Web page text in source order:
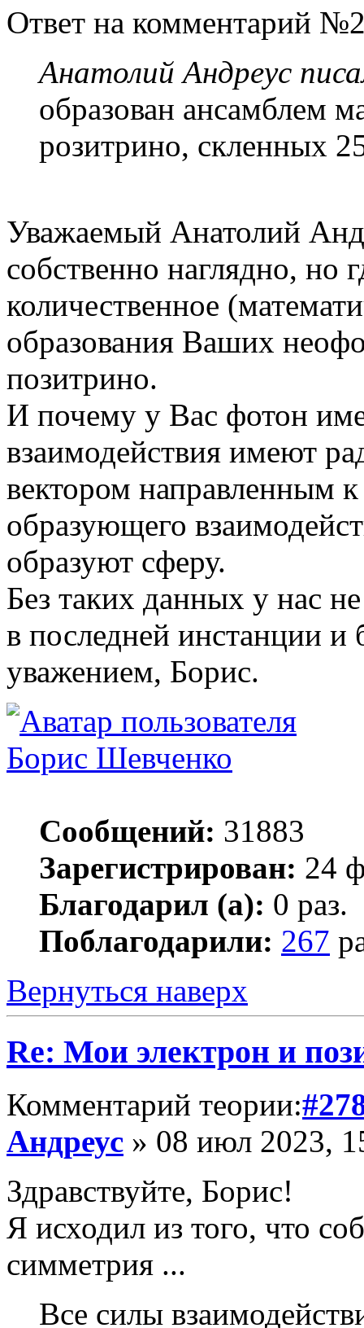
Ответ на комментарий
Анатолий Андреус
образован ансамблем
розитрино, скленных
Уважаемый Анатолий
собственно наглядно, но
количественное
образования Ваших
позитрино.
И почему у Вас фотон
взаимодействия имеют
вектором направленным
образующего
образуют сферу.
Без таких данных у нас
в последней инстанции и
уважением, Борис.
Борис Шевченко
Сообщений: 31883
Зарегистрирован: 24
Благодарил (а): 0 раз.
Поблагодарили: 267
Вернуться наверх
Re: Мои электрон и
Комментарий теории:
Андреус » 08 июл 2023,
Здравствуйте, Борис!
Я исходил из того, что
симметрия ...
Все силы